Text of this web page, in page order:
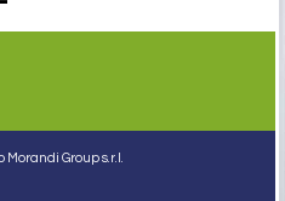
Morandi Group s.r.l.